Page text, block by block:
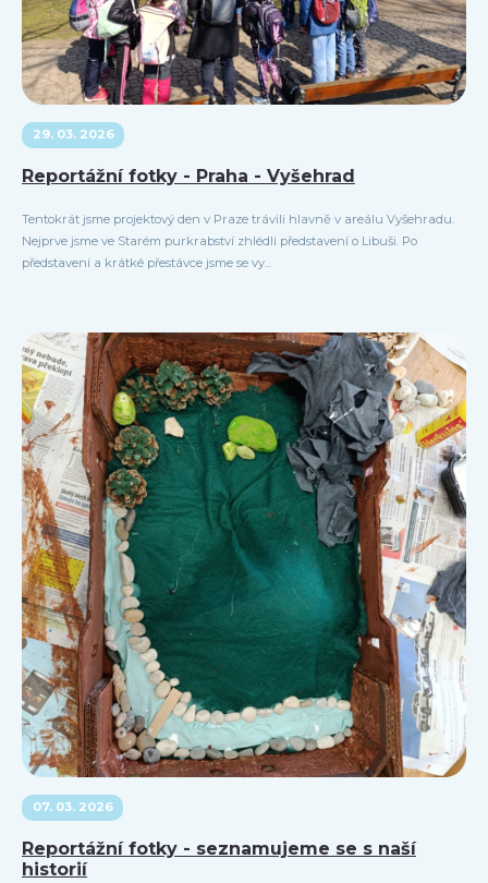
29. 03. 2026
Reportážní fotky - Praha - Vyšehrad
Tentokrát jsme projektový den v Praze trávili hlavně v areálu Vyšehradu.
Nejprve jsme ve Starém purkrabství zhlédli představení o Libuši. Po
představení a krátké přestávce jsme se vy...
07. 03. 2026
Reportážní fotky - seznamujeme se s naší
historií